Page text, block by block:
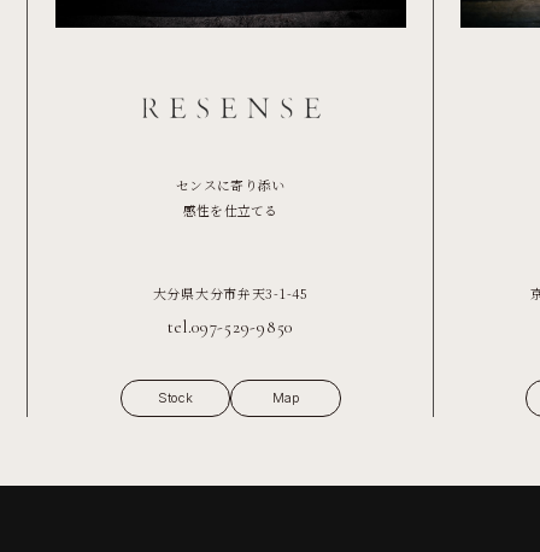
センスに寄り添い
感性を仕立てる
大分県大分市弁天3-1-45
tel.097-529-9850
Stock Map